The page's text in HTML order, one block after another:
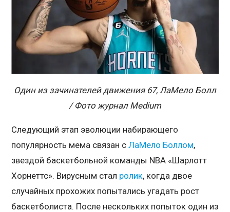
Один из зачинателей движения 67, ЛаМело Болл
/ Фото журнал Medium
Следующий этап эволюции набирающего
популярность мема связан сЛаМело Боллом,
звездой баскетбольной команды NBA «Шарлотт
Хорнеттс». Вирусным стал ролик, когда двое
случайных прохожих попытались угадать рост
баскетболиста. После нескольких попыток один из